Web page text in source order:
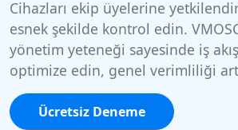
Cihazları ekip üyelerine
esnek şekilde kontrol edin.
yönetim yeteneği sayesinde iş
optimize edin, genel verimliliği
Ücretsiz Deneme